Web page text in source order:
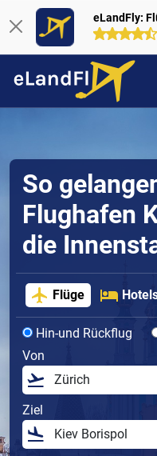
eLandFly:
So
Flughafen
die
Flüge
Hin-und Rückflug
Von
Ziel